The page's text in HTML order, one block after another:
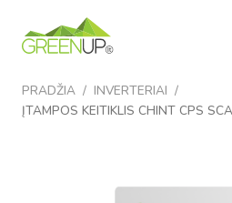
PRADŽIA / INVERTERIAI /
ĮTAMPOS KEITIKLIS CHINT CPS